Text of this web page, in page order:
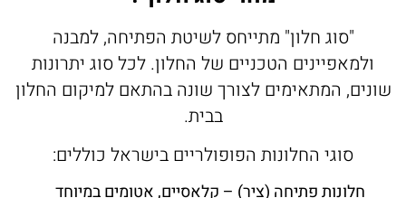
"סוג חלון" מתייחס לשיטת הפתיחה, למבנה
ולמאפיינים הטכניים של החלון. לכל סוג יתרונות
המתאימים לצורך שונה בהתאם למיקום החלון
בבית.
סוגי החלונות הפופולריים בישראל כוללים:
חלונות פתיחה (ציר) – קלאסיים, אטומים במיוחד